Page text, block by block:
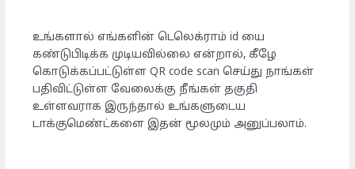
உங்களால் எங்களின் டெலெக்ராம் id யை
கண்டுபிடிக்க முடியவில்லை என்றால், கீழே
கொடுக்கப்பட்டுள்ள QR code scan செய்து நாங்கள்
பதிவிட்டுள்ள வேலைக்கு நீங்கள் தகுதி
உள்ளவராக இருந்தால் உங்களுடைய
டாக்குமெண்ட்களை இதன் மூலமும் அனுப்பலாம்.